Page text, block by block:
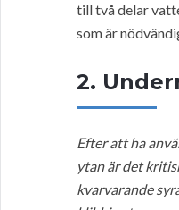
till två delar
som är
2.
Efter att ha
ytan är det
kvarvarande